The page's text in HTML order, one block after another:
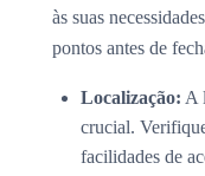
às suas
pontos antes de
Localização: A
crucial.
facilidades de